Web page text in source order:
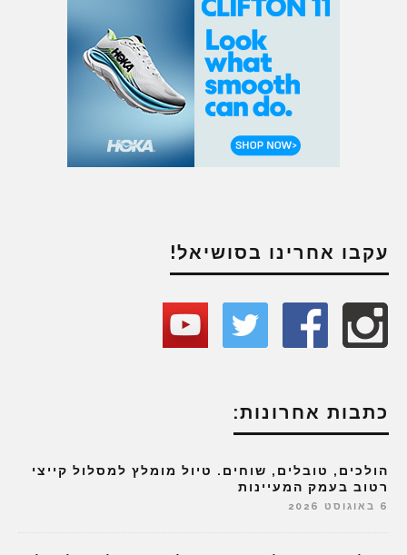
עקבו אחרינו בסושיאל!
כתבות אחרונות:
הולכים, טובלים, שוחים. טיול מומלץ למסלול קייצי
רטוב בעמק המעיינות
6 באוגוסט 2026